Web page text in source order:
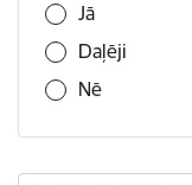
Jā
Daļēji
Nē